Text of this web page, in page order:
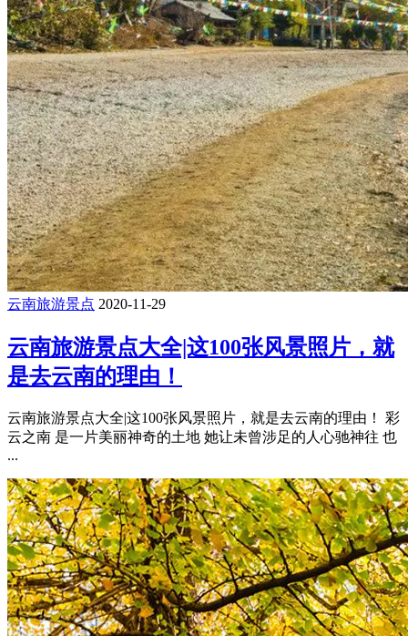
云南旅游景点 2020-11-29
云南旅游景点大全|这100张风景照片，就
是去云南的理由！
云南旅游景点大全|这100张风景照片，就是去云南的理由！ 彩
云之南 是一片美丽神奇的土地 她让未曾涉足的人心驰神往 也
...